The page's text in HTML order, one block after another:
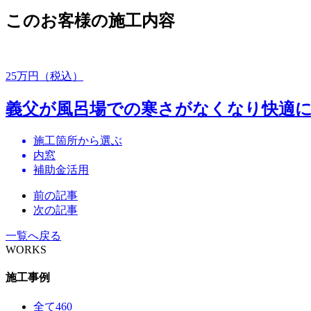
このお客様の施工内容
25万円（税込）
義父が風呂場での寒さがなくなり快適
施工箇所から選ぶ
内窓
補助金活用
前の記事
次の記事
一覧へ戻る
WORKS
施工事例
全て460